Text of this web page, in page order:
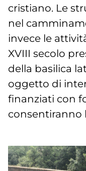
cristiano. Le
nel
invece le
XVIII secolo
della basilica
oggetto di
finanziati con
consentiranno